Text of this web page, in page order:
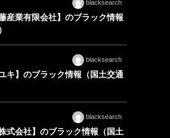
blacksearch
産業有限会社】のブラック情報
blacksearch
キ】のブラック情報（国土交通
blacksearch
式会社】のブラック情報（国土